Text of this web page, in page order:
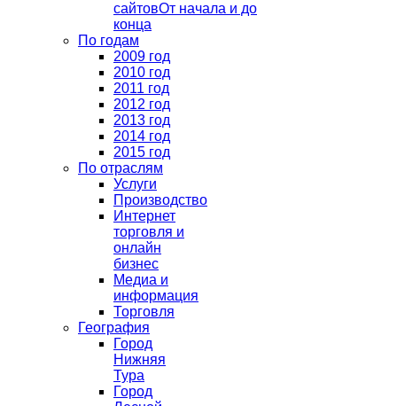
сайтовОт начала и до
конца
По годам
2009 год
2010 год
2011 год
2012 год
2013 год
2014 год
2015 год
По отраслям
Услуги
Производство
Интернет
торговля и
онлайн
бизнес
Медиа и
информация
Торговля
География
Город
Нижняя
Тура
Город